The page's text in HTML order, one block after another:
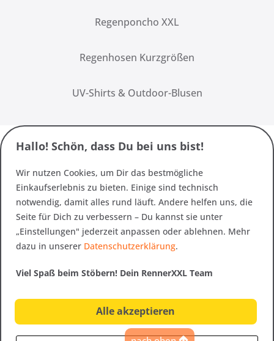
Regenponcho XXL
Regenhosen Kurzgrößen
UV-Shirts & Outdoor-Blusen
Hallo! Schön, dass Du bei uns bist!
Wir nutzen Cookies, um Dir das bestmögliche
Einkaufserlebnis zu bieten. Einige sind technisch
notwendig, damit alles rund läuft. Andere helfen uns, die
Seite für Dich zu verbessern – Du kannst sie unter
„Einstellungen" jederzeit anpassen oder ablehnen. Mehr
dazu in unserer Datenschutzerklärung.
Viel Spaß beim Stöbern! Dein RennerXXL Team
Alle akzeptieren